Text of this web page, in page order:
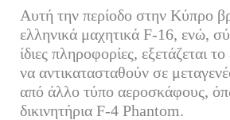
Αυτή την περίοδο στην Κύπρο
ελληνικά μαχητικά F-16, ενώ,
ίδιες πληροφορίες, εξετάζεται
να αντικατασταθούν σε
από άλλο τύπο αεροσκάφους,
δικινητήρια F-4 Phantom.